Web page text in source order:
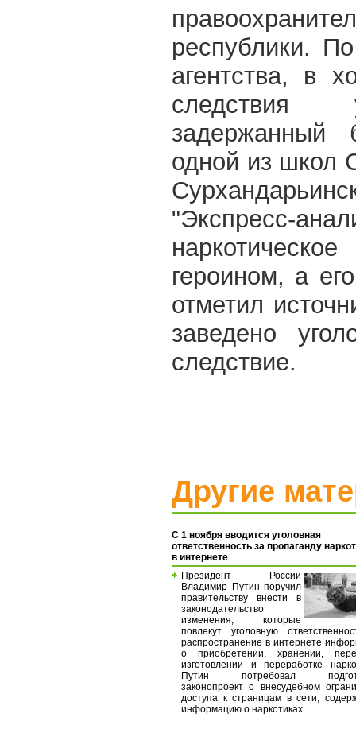
республики.
агентства, в
следствия
задержанный
одной из школ
"Экспресс-
героином, а
отметил
заведено
следствие.
Другие
С 1 ноября вводится уголовная
ответственность за пропаганду
в интернете
Президент России
Владимир Путин поручил
правительству внести в
законодательство
изменения, которые
повлекут уголовную
распространение в интернете
о приобретении, хранении,
изготовлении и переработке
Путин потребовал
законопроект о внесудебном
доступа к страницам в сети,
информацию о наркотиках.